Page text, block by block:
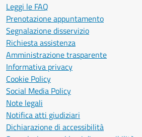
Leggi le FAQ
Prenotazione appuntamento
Segnalazione disservizio
Richiesta assistenza
Amministrazione trasparente
Informativa privacy
Cookie Policy
Social Media Policy
Note legali
Notifica atti giudiziari
Dichiarazione di accessibilità